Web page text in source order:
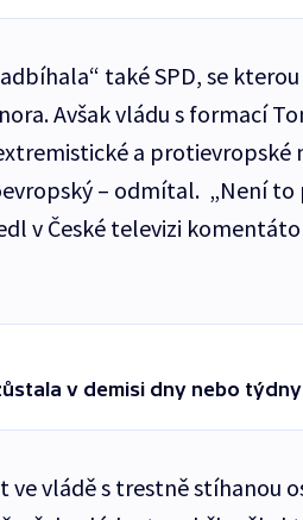
také SPD, se
Avšak vládu s formací
a protievropské
– odmítal. „Není to
v České televizi
v demisi dny nebo týdny
ve vládě s trestně stíhanou